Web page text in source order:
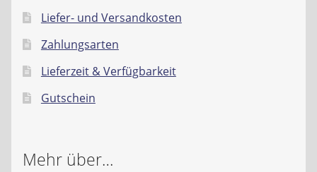
Liefer- und Versandkosten
Zahlungsarten
Lieferzeit & Verfügbarkeit
Gutschein
Mehr über…